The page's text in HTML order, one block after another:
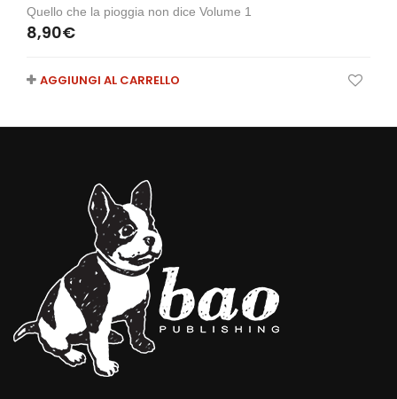
Quello che la pioggia non dice Volume 1
8,90€
AGGIUNGI AL CARRELLO